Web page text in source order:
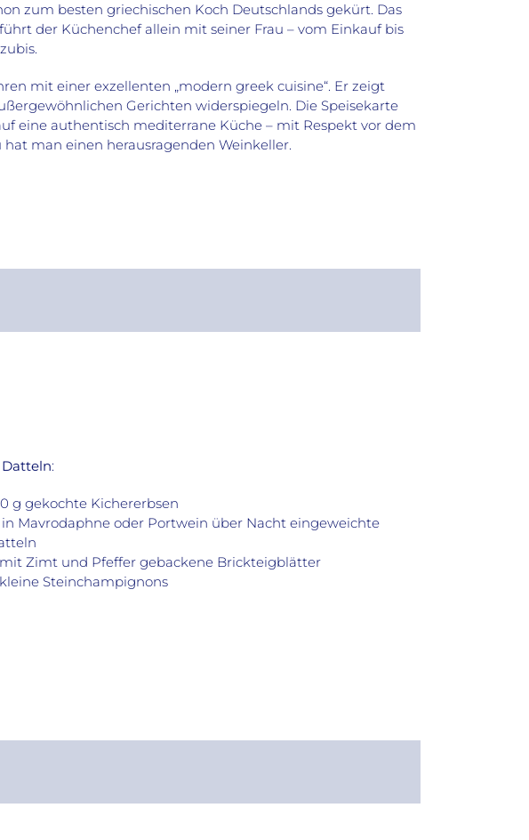
zum besten griechischen Koch Deutschlands gekürt. Das
der Küchenchef allein mit seiner Frau – vom Einkauf bis
mit einer exzellenten „modern greek cuisine“. Er zeigt
Gerichten widerspiegeln. Die Speisekarte
eine authentisch mediterrane Küche – mit Respekt vor dem
man einen herausragenden Weinkeller.
:
g gekochte Kichererbsen
in Mavrodaphne oder Portwein über Nacht eingeweichte
Zimt und Pfeffer gebackene Brickteigblätter
Steinchampignons